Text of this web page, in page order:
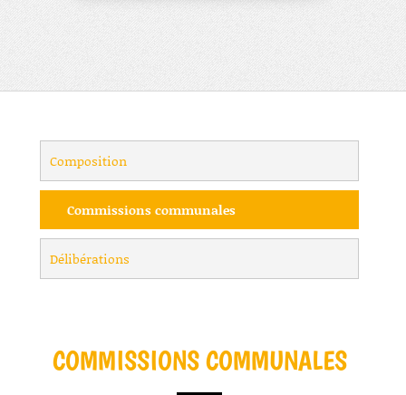
Composition
Commissions communales
Délibérations
COMMISSIONS COMMUNALES